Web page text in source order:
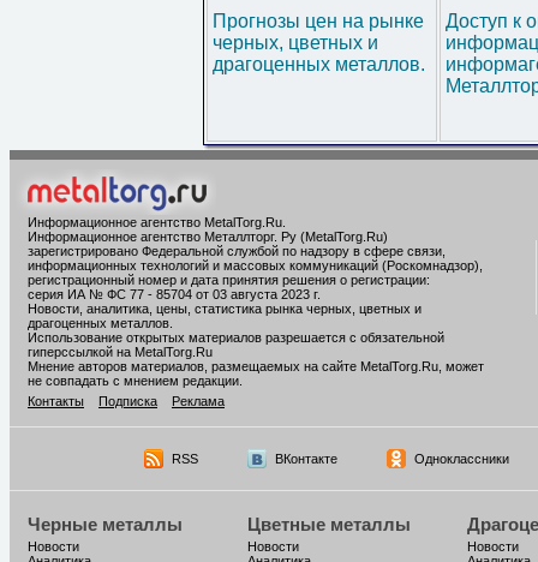
Прогнозы цен на рынке
черных, цветных и
драгоценных металлов.
Доступ к
Информационное агентство MetalTorg.Ru
Информационное агентство Металлторг. Ру (MetalTorg.Ru)
зарегистрировано Федеральной службой по надзору в сфере связи,
информационных технологий и массовых коммуникаций (Роскомнадзор),
регистрационный номер и дата принятия решения о регистрации:
серия ИА № ФС 77 - 85704 от 03 августа 2023 г.
Новости, аналитика, цены, статистика рынка черных, цветных и
драгоценных металлов.
Использование открытых материалов разрешается с обязательной
гиперссылкой на MetalTorg.Ru
Мнение авторов материалов, размещаемых на сайте MetalTorg.Ru, может
не совпадать с мнением редакции.
Контакты
Подписка Реклама
RSS ВКонтакте Одноклассники
Черные металлы
Новости
Цветные металлы
Новости
Новости